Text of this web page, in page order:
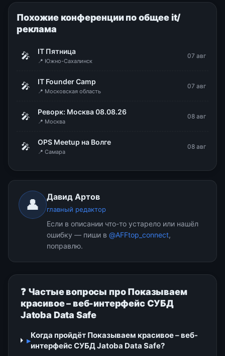
Похожие конференции по общее it/
реклама
🎤 IT Пятница
📍 Южно-Сахалинск
07 авг
🎤 IT Founder Camp
📍 Московская область
07 авг
🎤 Реворк: Москва 08.08.26
📍 Москва
08 авг
🎤 OPS Meetup на Волге
📍 Самара
08 авг
👤 Давид Артов
главный редактор
Если в описании что-то устарело или нашёл
ошибку — пиши в @AFFtop_connect,
поправлю.
❓ Частые вопросы про Показываем
красивое – веб-интерфейс СУБД
Jatoba Data Safe
▸
Когда пройдёт Показываем красивое – веб-
интерфейс СУБД Jatoba Data Safe?